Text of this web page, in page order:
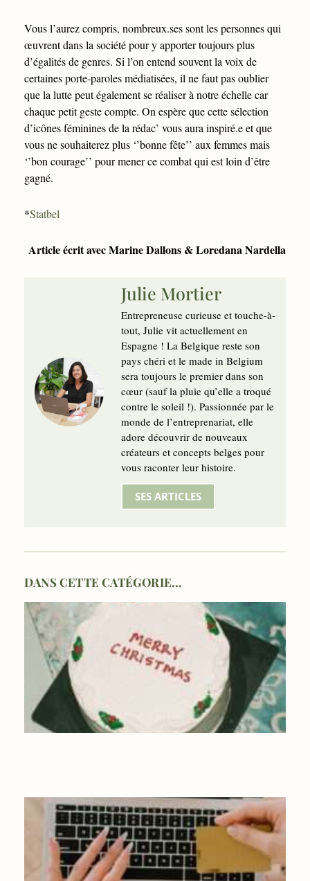
Vous l’aurez compris, nombreux.ses sont les personnes qui
œuvrent dans la société pour y apporter toujours plus
d’égalités de genres. Si l’on entend souvent la voix de
certaines porte-paroles médiatisées, il ne faut pas oublier
que la lutte peut également se réaliser à notre échelle car
chaque petit geste compte. On espère que cette sélection
d’icônes féminines de la rédac’ vous aura inspiré.e et que
vous ne souhaiterez plus ‘’bonne fête’’ aux femmes mais
‘’bon courage’’ pour mener ce combat qui est loin d’être
gagné.
*Statbel
Article écrit avec Marine Dallons & Loredana Nardella
Julie Mortier
Entrepreneuse curieuse et touche-à-
tout, Julie vit actuellement en
Espagne ! La Belgique reste son
pays chéri et le made in Belgium
sera toujours le premier dans son
cœur (sauf la pluie qu’elle a troqué
contre le soleil !). Passionnée par le
monde de l’entreprenariat, elle
adore découvrir de nouveaux
créateurs et concepts belges pour
vous raconter leur histoire.
SES ARTICLES
DANS CETTE CATÉGORIE...